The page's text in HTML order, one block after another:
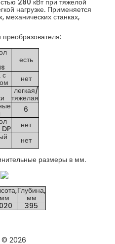
280 кВт при тяжелой
нагрузке. Применяется
механических станках,
преобразователя:
есть
с
нет
легкая/
тяжелая
6
нет
нет
размеры в мм.
мм
Глубина,
мм
395
© 2026